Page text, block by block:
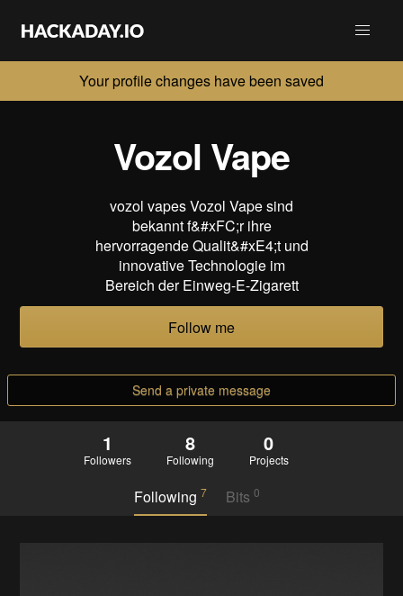
Your profile changes have been saved
Vozol Vape
vozol vapes Vozol Vape sind
bekannt f&#xFC;r ihre
hervorragende Qualit&#xE4;t und
innovative Technologie im
Bereich der Einweg-E-Zigarett
Follow me
Send a private message
1
Followers
8
Following
0
Projects
Following7 Bits 0